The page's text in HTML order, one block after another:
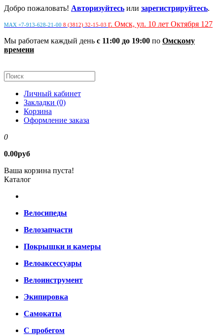
Добро пожаловать! Авторизуйтесь или зарегистрируйтесь.
MAX +7-913-628-21-00 8 (3812) 32-15-03 г. Омск, ул. 10 лет Октября 127
Мы работаем каждый день с 11:00 до 19:00 по Омскому
времени
Личный кабинет
Закладки (0)
Корзина
Оформление заказа
0
0.00руб
Ваша корзина пуста!
Каталог
Велосипеды
Велозапчасти
Покрышки и камеры
Велоаксессуары
Велоинструмент
Экипировка
Самокаты
С пробегом